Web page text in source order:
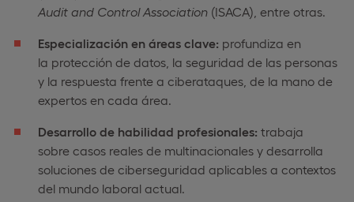
Audit and Control Association (ISACA), entre otras.
Especialización en áreas clave: profundiza en
la protección de datos, la seguridad de las personas
y la respuesta frente a ciberataques, de la mano de
expertos en cada área.
Desarrollo de habilidad profesionales: trabaja
sobre casos reales de multinacionales y desarrolla
soluciones de ciberseguridad aplicables a contextos
del mundo laboral actual.